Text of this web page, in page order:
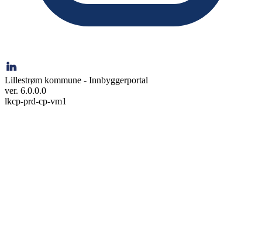
Lillestrøm kommune - Innbyggerportal
ver. 6.0.0.0
lkcp-prd-cp-vm1